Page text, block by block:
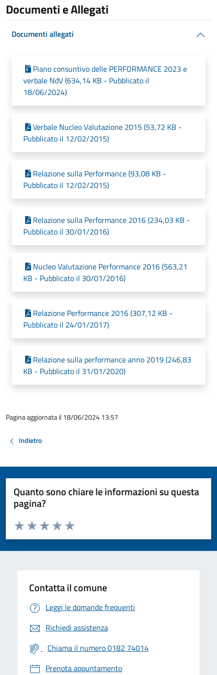
Documenti e Allegati
Documenti allegati
Piano consuntivo delle PERFORMANCE 2023 e
verbale NdV (634,14 KB - Pubblicato il
18/06/2024)
Verbale Nucleo Valutazione 2015 (53,72 KB -
Pubblicato il 12/02/2015)
Relazione sulla Performance (93,08 KB -
Pubblicato il 12/02/2015)
Relazione sulla Performance 2016 (234,03 KB -
Pubblicato il 30/01/2016)
Nucleo Valutazione Performance 2016 (563,21
KB - Pubblicato il 30/01/2016)
Relazione Performance 2016 (307,12 KB -
Pubblicato il 24/01/2017)
Relazione sulla performance anno 2019 (246,83
KB - Pubblicato il 31/01/2020)
Pagina aggiornata il 18/06/2024 13:57
Indietro
Quanto sono chiare le informazioni su questa
pagina?
Valuta da 1 a 5 stelle la pagina
Valuta 5 stelle su 5
Valuta 4 stelle su 5
Valuta 3 stelle su 5
Valuta 2 stelle su 5
Valuta 1 stelle su 5
Contatta il comune
Leggi le domande frequenti
Richiedi assistenza
Chiama il numero 0182 74014
Prenota appuntamento